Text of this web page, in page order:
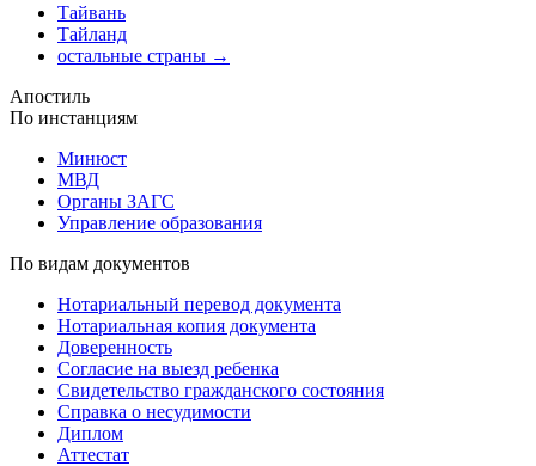
Тайвань
Тайланд
остальные страны →
Апостиль
По инстанциям
Минюст
МВД
Органы ЗАГС
Управление образования
По видам документов
Нотариальный перевод документа
Нотариальная копия документа
Доверенность
Согласие на выезд ребенка
Свидетельство гражданского состояния
Справка о несудимости
Диплом
Аттестат